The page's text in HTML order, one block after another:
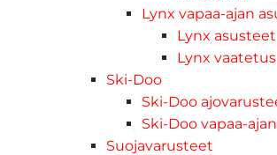
Lynx vapaa-ajan
Lynx asusteet
Lynx vaatetus
Ski-Doo
Ski-Doo
Ski-Doo vapaa-
Suojavarusteet